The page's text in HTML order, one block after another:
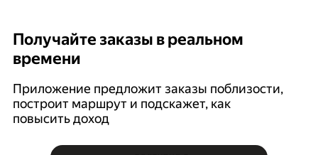
Получайте заказы в реальном
времени
Приложение предложит заказы поблизости,
построит маршрут и подскажет, как
повысить доход